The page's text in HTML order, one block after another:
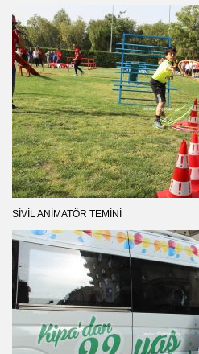
SIVIL ANIMATÖR TEMINI